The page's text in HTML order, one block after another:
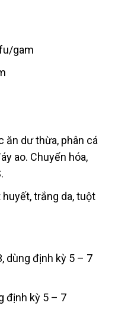
gam
ăn dư thừa, phân cá
ao. Chuyển hóa,
trắng da, tuột
dùng định kỳ 5 – 7
định kỳ 5 – 7